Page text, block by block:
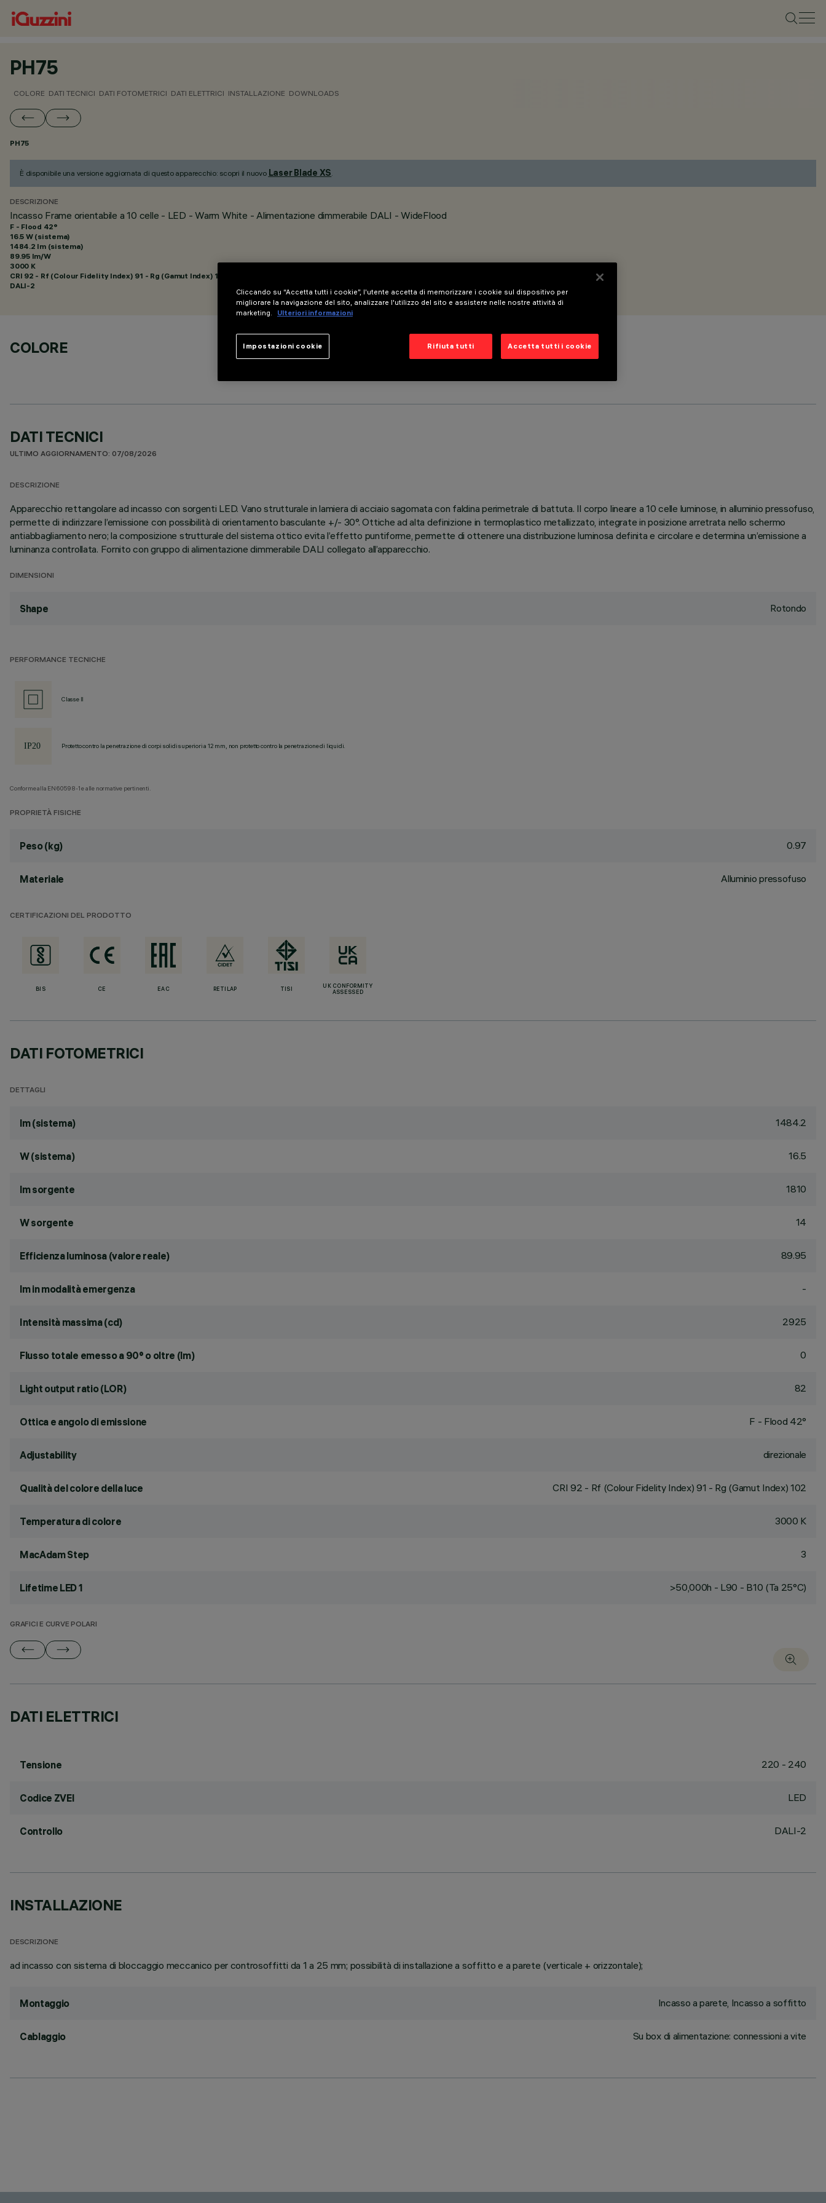
PH75
COLORE DATI TECNICI DATI FOTOMETRICI DATI ELETTRICI INSTALLAZIONE DOWNLOADS
PH75
È disponibile una versione aggiornata di questo apparecchio: scopri il nuovo Laser Blade XS.
DESCRIZIONE
Incasso Frame orientabile a 10 celle - LED - Warm White - Alimentazione dimmerabile DALI - WideFlood
F - Flood 42°
16.5 W (sistema)
1484.2 lm (sistema)
89.95 lm/W
3000 K
CRI 92 - Rf (Colour Fidelity Index) 91 - Rg (Gamut Index) 102
DALI-2
COLORE
DATI TECNICI
ULTIMO AGGIORNAMENTO: 07/08/2026
DESCRIZIONE
Apparecchio rettangolare ad incasso con sorgenti LED. Vano strutturale in lamiera di acciaio sagomata con faldina perimetrale di battuta. Il corpo lineare a 10 celle luminose, in alluminio pressofuso,
permette di indirizzare l’emissione con possibilità di orientamento basculante +/- 30°. Ottiche ad alta definizione in termoplastico metallizzato, integrate in posizione arretrata nello schermo
antiabbagliamento nero; la composizione strutturale del sistema ottico evita l’effetto puntiforme, permette di ottenere una distribuzione luminosa definita e circolare e determina un’emissione a
luminanza controllata. Fornito con gruppo di alimentazione dimmerabile DALI collegato all’apparecchio.
DIMENSIONI
Shape Rotondo
PERFORMANCE TECNICHE
Classe II
Protetto contro la penetrazione di corpi solidi superiori a 12 mm, non protetto contro la penetrazione di liquidi.
Conforme alla EN60598-1 e alle normative pertinenti.
PROPRIETÀ FISICHE
Peso (kg) 0.97
Materiale Alluminio pressofuso
CERTIFICAZIONI DEL PRODOTTO
BIS CE EAC RETILAP TISI
UK CONFORMITY
ASSESSED
DATI FOTOMETRICI
DETTAGLI
lm (sistema) 1484.2
W (sistema) 16.5
lm sorgente 1810
W sorgente 14
Efficienza luminosa (valore reale) 89.95
lm in modalità emergenza -
Intensità massima (cd) 2925
Flusso totale emesso a 90° o oltre (lm) 0
Light output ratio (LOR) 82
Ottica e angolo di emissione F - Flood 42°
Adjustability direzionale
Qualità del colore della luce CRI92 - Rf (Colour Fidelity Index) 91 - Rg (Gamut Index) 102
Temperatura di colore 3000 K
MacAdam Step 3
Lifetime LED 1 >50,000h - L90 - B10 (Ta 25°C)
GRAFICI E CURVE POLARI
DATI ELETTRICI
Tensione 220 - 240
Codice ZVEI LED
Controllo DALI-2
INSTALLAZIONE
DESCRIZIONE
ad incasso con sistema di bloccaggio meccanico per controsoffitti da 1 a 25 mm; possibilità di installazione a soffitto e a parete (verticale + orizzontale);
Montaggio Incasso a parete, Incasso a soffitto
Cablaggio Su box di alimentazione: connessioni a vite
Cliccando su “Accetta tutti i cookie”, l'utente accetta di memorizzare i cookie sul dispositivo per
migliorare la navigazione del sito, analizzare l'utilizzo del sito e assistere nelle nostre attività di
marketing.
Ulteriori informazioni
Rifiuta tutti Accetta tutti i cookie
Impostazioni cookie